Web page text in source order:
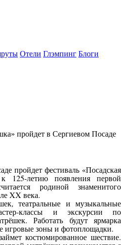
Отели Глэмпинг Блоги
пройдет в Сергиевом Посаде
пройдет фестиваль «Посадская
125-летию появления первой
родиной знаменитого
XX века.
театральные и музыкальные
классы и экскурсии по
Работать будут ярмарка
игровые зоны и фотоплощадки.
костюмированное шествие.